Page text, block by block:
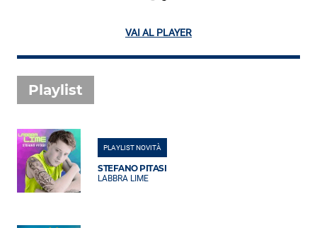
VAI AL PLAYER
Playlist
PLAYLIST NOVITÀ
STEFANO PITASI
LABBRA LIME